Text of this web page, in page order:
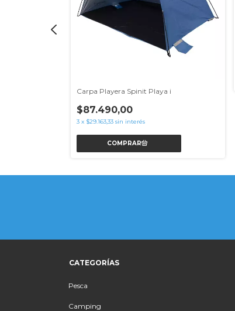
Carpa Playera Spinit Playa i
$87.490,00
3 x $29.163,33 sin interés
CATEGORÍAS
Pesca
Camping